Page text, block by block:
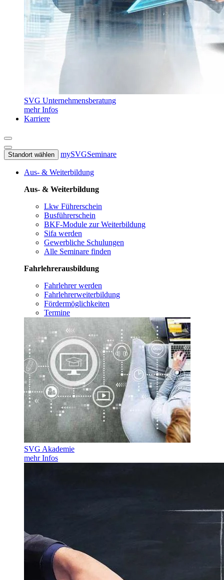
SVG Unternehmensberatung
mehr Infos
Karriere
Standort wählen mySVGSeminare
Aus- & Weiterbildung
Aus- & Weiterbildung
Lkw Führerschein
Busführerschein
BKF-Module zur Weiterbildung
Sifa werden
Gewerbliche Schulungen
Alle Seminare finden
Fahrlehrerausbildung
Fahrlehrer werden
Fahrlehrerweiterbildung
Fördermöglichkeiten
Termine
SVG Akademie
mehr Infos